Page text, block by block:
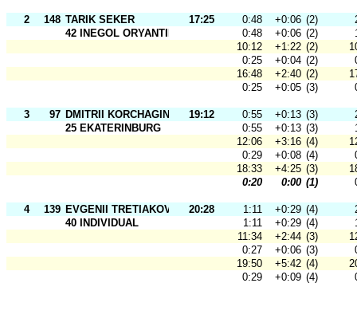
2 148 TARIK SEKER 17:25 0:48 +0:06 (2)
42 INEGOL ORYANTIRING SPOR KULUBU
0:48 +0:06 (2)
10:12
+1:22 (2)
0:25
+0:04 (2)
16:48
+2:40 (2)
0:25
+0:05 (3)
3 97 DMITRII KORCHAGIN 19:12 0:55 +0:13 (3)
25 EKATERINBURG
0:55 +0:13 (3)
12:06
+3:16 (4)
0:29
+0:08 (4)
18:33
+4:25 (3)
0:20
0:00 (1)
4 139 EVGENII TRETIAKOV 20:28 1:11 +0:29 (4)
40 INDIVIDUAL
1:11 +0:29 (4)
11:34
+2:44 (3)
0:27
+0:06 (3)
19:50
+5:42 (4)
0:29
+0:09 (4)